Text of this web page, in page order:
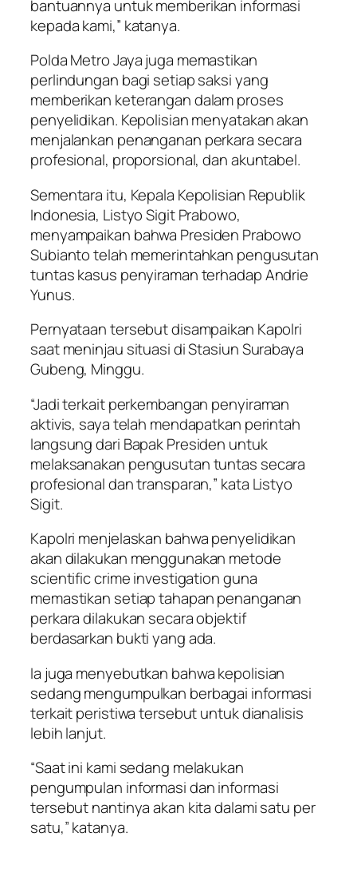
bantuannya untuk memberikan informasi
kepada kami,” katanya.
Polda Metro Jaya juga memastikan
perlindungan bagi setiap saksi yang
memberikan keterangan dalam proses
penyelidikan. Kepolisian menyatakan akan
menjalankan penanganan perkara secara
profesional, proporsional, dan akuntabel.
Sementara itu, Kepala Kepolisian Republik
Indonesia, Listyo Sigit Prabowo,
menyampaikan bahwa Presiden Prabowo
Subianto telah memerintahkan pengusutan
tuntas kasus penyiraman terhadap Andrie
Yunus.
Pernyataan tersebut disampaikan Kapolri
saat meninjau situasi di Stasiun Surabaya
Gubeng, Minggu.
“Jadi terkait perkembangan penyiraman
aktivis, saya telah mendapatkan perintah
langsung dari Bapak Presiden untuk
melaksanakan pengusutan tuntas secara
profesional dan transparan,” kata Listyo
Sigit.
Kapolri menjelaskan bahwa penyelidikan
akan dilakukan menggunakan metode
scientific crime investigation guna
memastikan setiap tahapan penanganan
perkara dilakukan secara objektif
berdasarkan bukti yang ada.
Ia juga menyebutkan bahwa kepolisian
sedang mengumpulkan berbagai informasi
terkait peristiwa tersebut untuk dianalisis
lebih lanjut.
“Saat ini kami sedang melakukan
pengumpulan informasi dan informasi
tersebut nantinya akan kita dalami satu per
satu,” katanya.